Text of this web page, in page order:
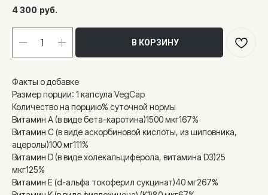
4 300 руб.
В КОРЗИНУ
Факты о добавке
Размер порции: 1 капсула VegCap
Количество на порцию% суточной нормы
Витамин A (в виде бета-каротина)1500 мкг167%
Витамин С (в виде аскорбиновой кислоты, из шиповника,
ацеролы)100 мг111%
Витамин D (в виде холекальциферола, витамина D3)25
мкг125%
Витамин E (d-альфа токоферил сукцинат)40 мг267%